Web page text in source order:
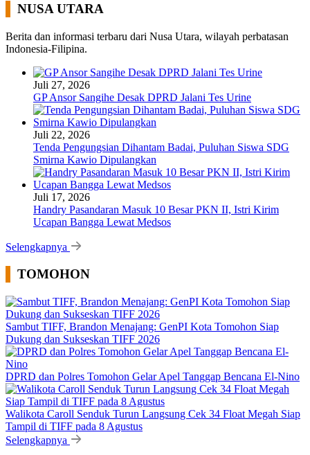
NUSA UTARA
Berita dan informasi terbaru dari Nusa Utara, wilayah perbatasan
Indonesia-Filipina.
Juli 27, 2026
GP Ansor Sangihe Desak DPRD Jalani Tes Urine
Juli 22, 2026
Tenda Pengungsian Dihantam Badai, Puluhan Siswa SDG
Smirna Kawio Dipulangkan
Juli 17, 2026
Handry Pasandaran Masuk 10 Besar PKN II, Istri Kirim
Ucapan Bangga Lewat Medsos
Selengkapnya
TOMOHON
Sambut TIFF, Brandon Menajang: ​GenPI Kota Tomohon Siap
Dukung dan Sukseskan TIFF 2026
DPRD dan Polres Tomohon Gelar Apel Tanggap Bencana El-Nino
Walikota Caroll Senduk Turun Langsung Cek 34 Float Megah Siap
Tampil di TIFF pada 8 Agustus
Selengkapnya